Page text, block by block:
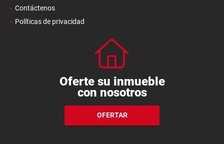
Contáctenos
Políticas de privacidad
Oferte su inmueble
con nosotros
OFERTAR